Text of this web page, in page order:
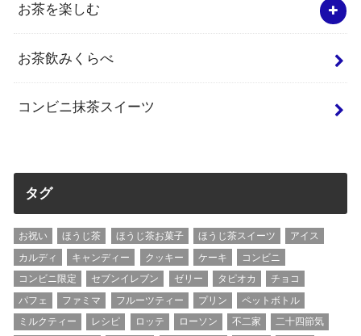
お茶を楽しむ
お茶飲みくらべ
コンビニ抹茶スイーツ
タグ
お祝い ほうじ茶 ほうじ茶お菓子 ほうじ茶スイーツ
アイス
カルディ
キャンディー クッキー ケーキ
コンビニ
コンビニ限定
セブンイレブン ゼリー タピオカ
チョコ
パフェ
ファミマ フルーツティー プリン
ペットボトル
ミルクティー
レシピ ロッテ ローソン 不二家
二十四節気